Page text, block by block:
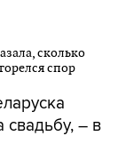
свадьбу, – в